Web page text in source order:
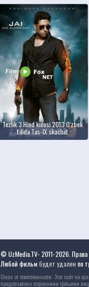
Tezlik 3 Hind kinosi 2013 O'zbek
tilida Tas-IX skachat
© UzMedia.TV- 2011-2026.
Любой фильм будет удален по
Отказ от ответственности: Этот сайт
предоставлено сторонними третьими